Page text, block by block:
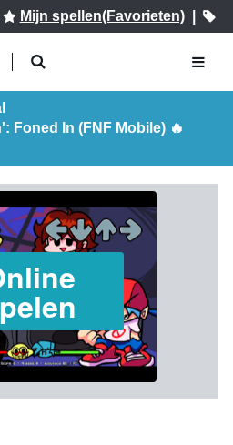
Mijn spellen(Favorieten)|
Foned In (FNF Mobile) 🔥